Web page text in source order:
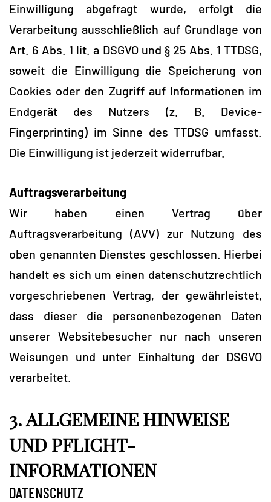
Einwilligung abgefragt wurde, erfolgt die
Verarbeitung ausschließlich auf Grundlage von
Art. 6 Abs. 1 lit. a DSGVO und § 25 Abs. 1 TTDSG,
soweit die Einwilligung die Speicherung von
Cookies oder den Zugriff auf Informationen im
Endgerät des Nutzers (z. B. Device-
Fingerprinting) im Sinne des TTDSG umfasst.
Die Einwilligung ist jederzeit widerrufbar.
Auftragsverarbeitung
Wir haben einen Vertrag über
Auftragsverarbeitung (AVV) zur Nutzung des
oben genannten Dienstes geschlossen. Hierbei
handelt es sich um einen datenschutzrechtlich
vorgeschriebenen Vertrag, der gewährleistet,
dass dieser die personenbezogenen Daten
unserer Websitebesucher nur nach unseren
Weisungen und unter Einhaltung der DSGVO
verarbeitet.
3. ALLGEMEINE HINWEISE
UND PFLICHT-
INFORMATIONEN
DATENSCHUTZ